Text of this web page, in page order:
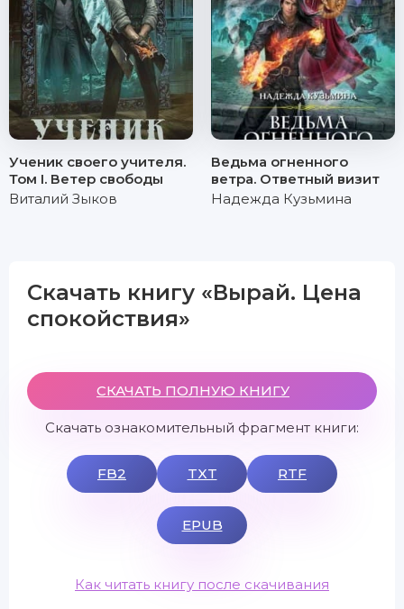
Ученик своего учителя.
Том I. Ветер свободы
Виталий Зыков
Ведьма огненного
ветра. Ответный визит
Надежда Кузьмина
Скачать книгу «Вырай. Цена
спокойствия»
СКАЧАТЬ ПОЛНУЮ КНИГУ
Скачать ознакомительный фрагмент книги:
FB2 TXT RTF
EPUB
Как читать книгу после скачивания